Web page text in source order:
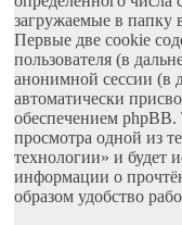
загружаемые в папку
Первые две cookie
пользователя (в
анонимной сессии (в
автоматически
обеспечением phpBB.
просмотра одной из
технологии» и будет
информации о
образом удобство